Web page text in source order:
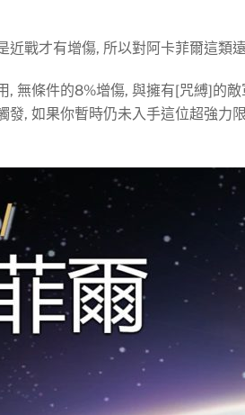
戰才有增傷, 所以對阿卡菲爾這類
, 無條件的8%增傷, 與擁有[咒縛]的
發, 如果你暫時仍未入手這位超強力